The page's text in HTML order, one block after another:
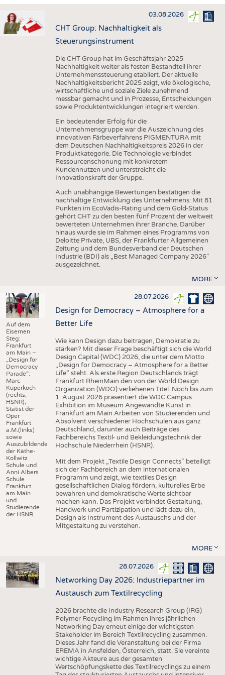
HAUS- UND HEIMTEXTILIEN
BEKLEIDUNG
AUSSCHREIBUNGEN
DTV AUSSCHREIBUNGSDIENST
STATISTICS
ADRESSEN & LINKS
PUBLIKATIONEN
BRANCHENTERMINE
03.08.2026
CHT Group: Nachhaltigkeit als
Steuerungsinstrument
Die CHT Group hat im Geschäftsjahr 2025
Nachhaltigkeit weiter als festen Bestandteil ihrer
Unternehmenssteuerung etabliert. Der aktuelle
Nachhaltigkeitsbericht 2025 zeigt, wie ökologische,
wirtschaftliche und soziale Ziele zunehmend
messbar gemacht und in Prozesse, Entscheidungen
sowie Produktentwicklungen integriert werden.
Ein bedeutender Erfolg für die
Unternehmensgruppe war die Auszeichnung des
innovativen Färbeverfahrens PIGMENTURA mit
dem Deutschen Nachhaltigkeitspreis 2026 in der
Produktkategorie. Die Technologie verbindet
Ressourcenschonung mit konkretem
Kundennutzen und unterstreicht die
Innovationskraft der Gruppe.
Auch unabhängige Bewertungen bestätigen die
nachhaltige Entwicklung des Unternehmens: Mit 81
Punkten im EcoVadis-Rating und dem Gold-Status
gehört CHT zu den besten fünf Prozent der weltweit
bewerteten Unternehmen ihrer Branche. Darüber
hinaus wurde sie im Rahmen eines Programms von
Deloitte Private, UBS, der Frankfurter Allgemeinen
Zeitung und dem Bundesverband der Deutschen
Industrie (BDI) als „Best Managed Company 2026“
ausgezeichnet.
MORE
Auf dem
Eisernen
Steg:
Frankfurt
am Main –
„Design for
Democracy
Parade“:
Marc
Küperkoch
(rechts,
HSNR),
Statist der
Oper
Frankfurt
a.M.(links)
sowie
Auszubildende
der Käthe-
Kollwitz
Schule und
Anni Albers
Schule
Frankfurt
am Main
und
Studierende
der HSNR.
28.07.2026
Design for Democracy – Atmosphere for a
Better Life
Wie kann Design dazu beitragen, Demokratie zu
stärken? Mit dieser Frage beschäftigt sich die World
Design Capital (WDC) 2026, die unter dem Motto
„Design for Democracy – Atmosphere for a Better
Life“ steht. Als erste Region Deutschlands trägt
Frankfurt RheinMain den von der World Design
Organization (WDO) verliehenen Titel. Noch bis zum
1. August 2026 präsentiert die WDC Campus
Exhibition im Museum Angewandte Kunst in
Frankfurt am Main Arbeiten von Studierenden und
Absolvent verschiedener Hochschulen aus ganz
Deutschland, darunter auch Beiträge des
Fachbereichs Textil- und Bekleidungstechnik der
Hochschule Niederrhein (HSNR).
Mit dem Projekt „Textile Design Connects“ beteiligt
sich der Fachbereich an dem internationalen
Programm und zeigt, wie textiles Design
gesellschaftlichen Dialog fördern, kulturelles Erbe
bewahren und demokratische Werte sichtbar
machen kann. Das Projekt verbindet Gestaltung,
Handwerk und Partizipation und lädt dazu ein,
Design als Instrument des Austauschs und der
Mitgestaltung zu verstehen.
MORE
28.07.2026
Networking Day 2026: Industriepartner im
Austausch zum Textilrecycling
2026 brachte die Industry Research Group (IRG)
Polymer Recycling im Rahmen ihres jährlichen
Networking Day erneut einige der wichtigsten
Stakeholder im Bereich Textilrecycling zusammen.
Dieses Jahr fand die Veranstaltung bei der Firma
EREMA in Ansfelden, Österreich, statt. Sie vereinte
wichtige Akteure aus der gesamten
Wertschöpfungskette des Textilrecyclings zu einem